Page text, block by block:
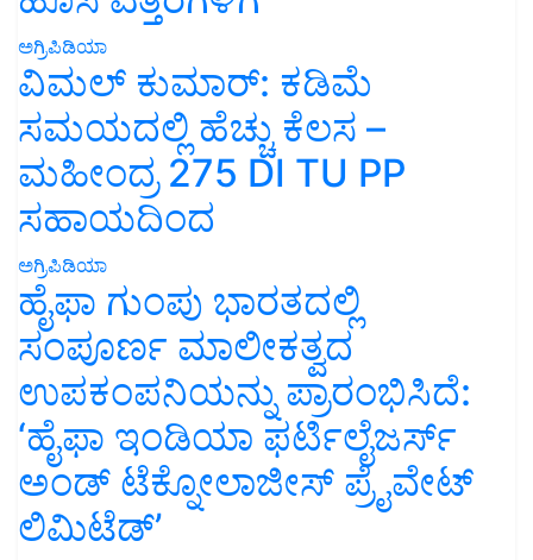
ಅಗ್ರಿಪಿಡಿಯಾ
ವಿಮಲ್ ಕುಮಾರ್: ಕಡಿಮೆ
ಸಮಯದಲ್ಲಿ ಹೆಚ್ಚು ಕೆಲಸ –
ಮಹೀಂದ್ರ 275 DI TU PP
ಸಹಾಯದಿಂದ
ಅಗ್ರಿಪಿಡಿಯಾ
ಹೈಫಾ ಗುಂಪು ಭಾರತದಲ್ಲಿ
ಸಂಪೂರ್ಣ ಮಾಲೀಕತ್ವದ
ಉಪಕಂಪನಿಯನ್ನು ಪ್ರಾರಂಭಿಸಿದೆ:
‘ಹೈಫಾ ಇಂಡಿಯಾ ಫರ್ಟಿಲೈಜರ್ಸ್
ಅಂಡ್ ಟೆಕ್ನೋಲಾಜೀಸ್ ಪ್ರೈವೇಟ್
ಲಿಮಿಟೆಡ್’